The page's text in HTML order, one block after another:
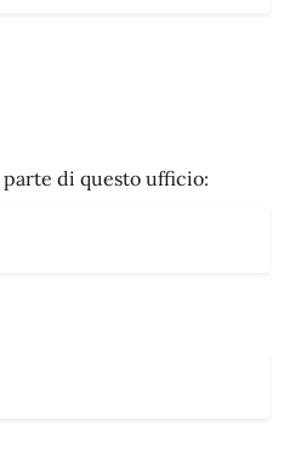
di questo ufficio: